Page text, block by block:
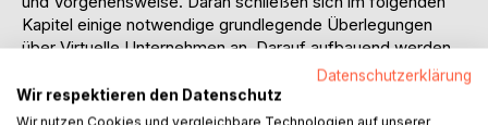
Kapitel einige notwendige grundlegende Überlegungen
über Virtuelle Unternehmen an. Darauf aufbauend werden
Virtuelle Unternehmen in Kapitel drei aus der
organisatorischen Perspektive, in Kapitel vier aus der
strategischen Perspektive und in Kapitel fünf aus der
Datenschutzerklärung
Wir respektieren den Datenschutz
Wir nutzen Cookies und vergleichbare Technologien auf unserer